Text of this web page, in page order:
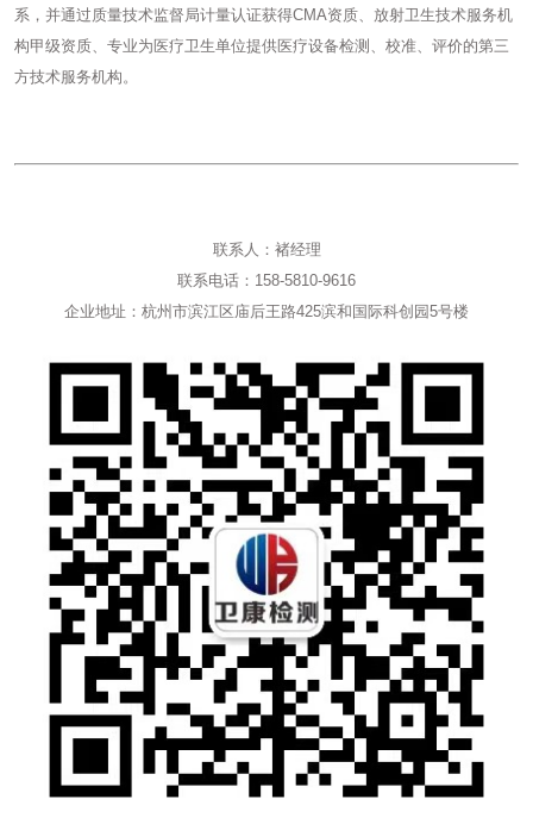
系，并通过质量技术监督局计量认证获得CMA资质、放射卫生技术服务机
构甲级资质、专业为医疗卫生单位提供医疗设备检测、校准、评价的第三
方技术服务机构。
联系人：褚经理
联系电话：158-5810-9616
企业地址：杭州市滨江区庙后王路425滨和国际科创园5号楼